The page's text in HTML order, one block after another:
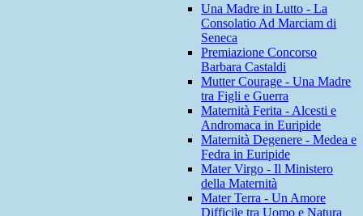
Una Madre in Lutto - La
Consolatio Ad Marciam di
Seneca
Premiazione Concorso
Barbara Castaldi
Mutter Courage - Una Madre
tra Figli e Guerra
Maternità Ferita - Alcesti e
Andromaca in Euripide
Maternità Degenere - Medea e
Fedra in Euripide
Mater Virgo - Il Ministero
della Maternità
Mater Terra - Un Amore
Difficile tra Uomo e Natura